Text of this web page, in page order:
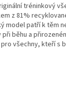
tréninkový
z 81%
model patří k těm
běhu a
všechny, kteří s